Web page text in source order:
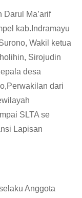
Ma’arif
kab.Indramayu
Wakil ketua
Sirojudin
desa
dari
SLTA se
Lapisan
Anggota